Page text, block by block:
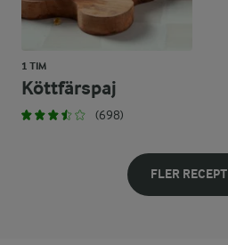
1 TIM
Köttfärspaj
(698)
FLER RECEPT